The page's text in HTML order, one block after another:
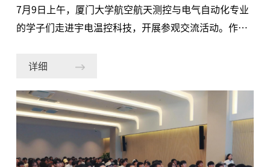
7月9日上午，厦门大学航空航天测控与电气自动化专业
的学子们走进宇电温控科技，开展参观交流活动。作为
深入了解工业温控领域的前沿技术与产业应用，搭建从
园区，100多名厦大师生实地走访了总建筑面积超 6 万
平方米的现代化产业园，深入了解年产能达 1000 万台
温控器的智能化产线布局，零距离感受宇电深耕核心技
术、坚守卓越品质的匠心与实力。在随后的座谈交流环
详细